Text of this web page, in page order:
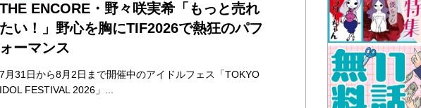
ENCORE・野々咲実希「もっと売れ
い！」野心を胸にTIF2026で熱狂のパフ
ーマンス
月31日から8月2日まで開催中のアイドルフェス「TOKYO
FESTIVAL 2026」...